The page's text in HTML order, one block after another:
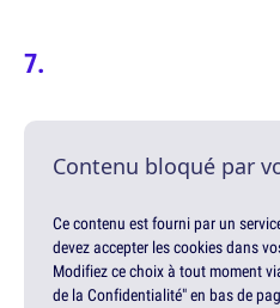
Contenu bloqué par
Ce contenu est fourni par un
devez accepter les cookies dans
Modifiez ce choix à tout moment
de la Confidentialité" en bas de